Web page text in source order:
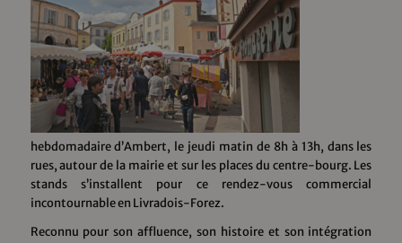
hebdomadaire d’Ambert, le jeudi matin de 8h à 13h, dans les
rues, autour de la mairie et sur les places du centre-bourg. Les
stands s’installent pour ce rendez-vous commercial
incontournable en Livradois-Forez.
Reconnu pour son affluence, son histoire et son intégration